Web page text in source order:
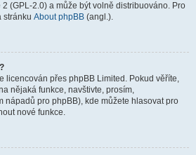
(GPL-2.0) a může být volně distribuováno. Pro
stránku About phpBB (angl.).
licencován přes phpBB Limited. Pokud věříte,
nějaká funkce, navštivte, prosím,
nápadů pro phpBB), kde můžete hlasovat pro
nové funkce.